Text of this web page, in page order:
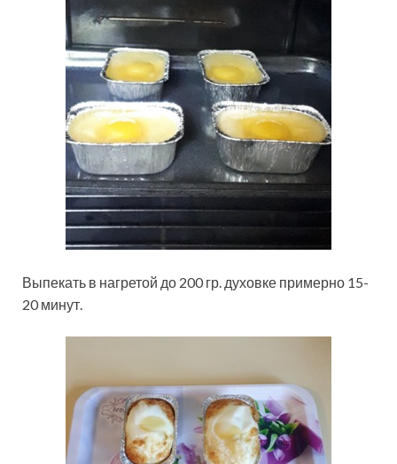
Выпекать в нагретой до 200 гр. духовке примерно 15-
20 минут.